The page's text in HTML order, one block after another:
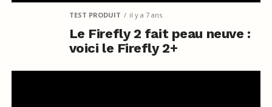
TEST PRODUIT il y a 7 ans
Le Firefly 2 fait peau neuve :
voici le Firefly 2+